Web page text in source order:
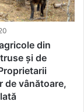
din
și de
de vânătoare,